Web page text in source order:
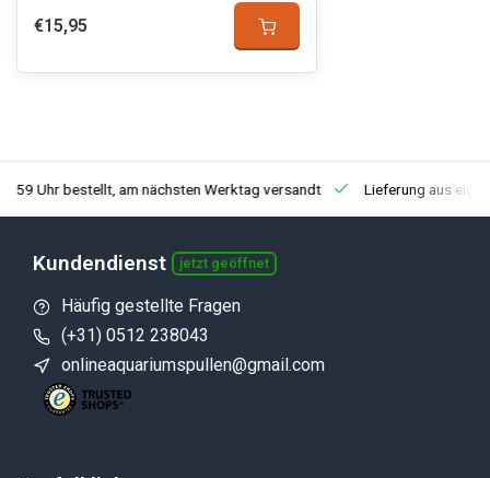
€15,95
Uhr bestellt, am nächsten Werktag versandt Lieferung aus
Kundendienst jetzt geöffnet
Häufig gestellte Fragen
(+31) 0512 238043
onlineaquariumspullen@gmail.com